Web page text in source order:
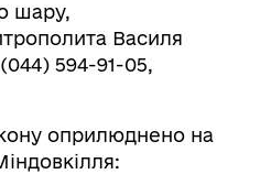
шару,
Василя
594-91-05,
оприлюднено на